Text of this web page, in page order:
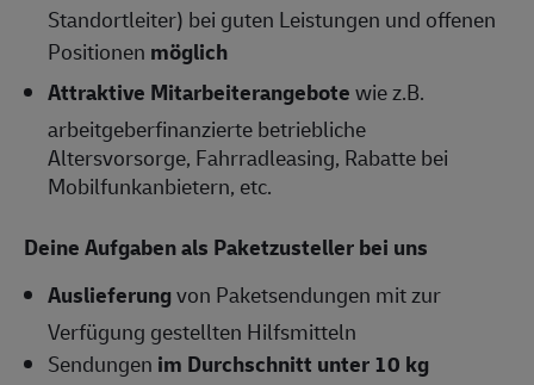
Standortleiter) bei guten Leistungen und offenen
Positionen möglich
Attraktive Mitarbeiterangebotewie z.B.
arbeitgeberfinanzierte betriebliche
Altersvorsorge, Fahrradleasing, Rabatte bei
Mobilfunkanbietern, etc.
Deine Aufgaben als Paketzusteller bei uns
Auslieferungvon Paketsendungen mit zur
Verfügung gestellten Hilfsmitteln
Sendungen im Durchschnitt unter 10 kg